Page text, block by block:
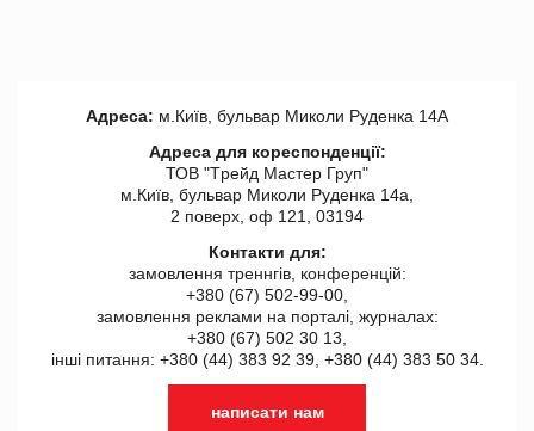
Адреса: м.Київ, бульвар Миколи Руденка 14А
Адреса для кореспонденції:
ТОВ "Tрейд Мастер Груп"
м.Київ, бульвар Миколи Руденка 14а,
2 поверх, оф 121, 03194
Контакти для:
замовлення треннгів, конференцій:
+380 (67) 502-99-00,
замовлення реклами на порталі, журналах:
+380 (67) 502 30 13,
інші питання: +380 (44) 383 92 39, +380 (44) 383 50 34.
написати нам